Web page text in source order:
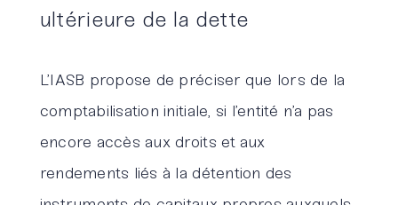
ultérieure de la dette
L’IASB propose de préciser que lors de la
comptabilisation initiale, si l’entité n’a pas
encore accès aux droits et aux
rendements liés à la détention des